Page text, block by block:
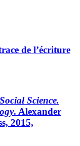
de l’écriture
Science.
. Alexander
2015,